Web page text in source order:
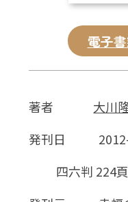
電子
著者
大川
発刊日
四六判 224頁